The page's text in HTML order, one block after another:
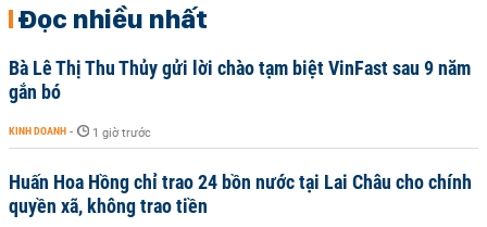
Đọc nhiều nhất
Bà Lê Thị Thu Thủy gửi lời chào tạm biệt VinFast sau 9 năm
gắn bó
KINH DOANH - 1 giờ trước
Huấn Hoa Hồng chỉ trao 24 bồn nước tại Lai Châu cho chính
quyền xã, không trao tiền